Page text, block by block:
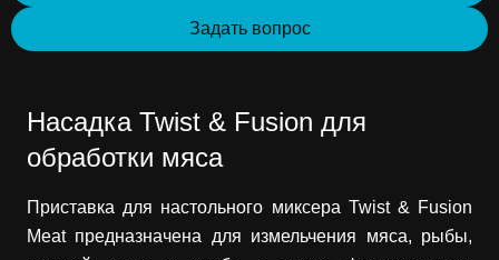
Задать вопрос
Насадка Twist & Fusion для
обработки мяса
Приставка для настольного миксера Twist & Fusion
Meat предназначена для измельчения мяса, рыбы,